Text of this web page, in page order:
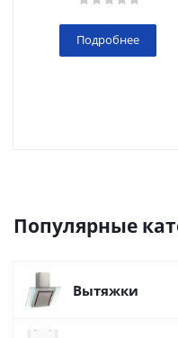
Подробнее
Популярные
Вытяжки